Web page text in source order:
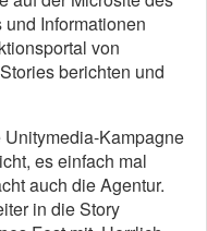
Informationen
von
berichten und
Kampagne
es einfach mal
auch die Agentur.
in die Story